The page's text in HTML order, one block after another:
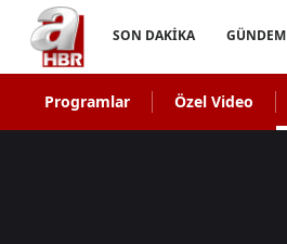
SON DAKİKA GÜNDEM
Programlar Özel Video